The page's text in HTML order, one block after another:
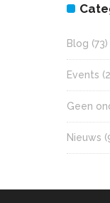
Blog (73)
Events
Geen
Nieuws